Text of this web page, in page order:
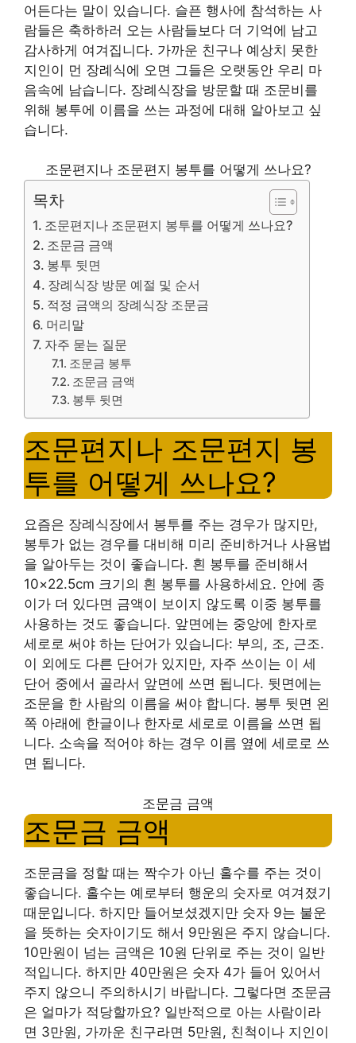
어든다는 말이 있습니다. 슬픈 행사에 참석하는 사
람들은 축하하러 오는 사람들보다 더 기억에 남고
감사하게 여겨집니다. 가까운 친구나 예상치 못한
지인이 먼 장례식에 오면 그들은 오랫동안 우리 마
음속에 남습니다. 장례식장을 방문할 때 조문비를
위해 봉투에 이름을 쓰는 과정에 대해 알아보고 싶
습니다.
조문편지나 조문편지 봉투를 어떻게 쓰나요?
목차
조문편지나 조문편지 봉투를 어떻게 쓰나요?
조문금 금액
봉투 뒷면
장례식장 방문 예절 및 순서
적정 금액의 장례식장 조문금
머리말
자주 묻는 질문
조문금 봉투
조문금 금액
봉투 뒷면
조문편지나 조문편지 봉
투를 어떻게 쓰나요?
요즘은 장례식장에서 봉투를 주는 경우가 많지만,
봉투가 없는 경우를 대비해 미리 준비하거나 사용법
을 알아두는 것이 좋습니다. 흰 봉투를 준비해서
10×22.5cm 크기의 흰 봉투를 사용하세요. 안에 종
이가 더 있다면 금액이 보이지 않도록 이중 봉투를
사용하는 것도 좋습니다. 앞면에는 중앙에 한자로
세로로 써야 하는 단어가 있습니다: 부의, 조, 근조.
이 외에도 다른 단어가 있지만, 자주 쓰이는 이 세
단어 중에서 골라서 앞면에 쓰면 됩니다. 뒷면에는
조문을 한 사람의 이름을 써야 합니다. 봉투 뒷면 왼
쪽 아래에 한글이나 한자로 세로로 이름을 쓰면 됩
니다. 소속을 적어야 하는 경우 이름 옆에 세로로 쓰
면 됩니다.
조문금 금액
조문금 금액
조문금을 정할 때는 짝수가 아닌 홀수를 주는 것이
좋습니다. 홀수는 예로부터 행운의 숫자로 여겨졌기
때문입니다. 하지만 들어보셨겠지만 숫자 9는 불운
을 뜻하는 숫자이기도 해서 9만원은 주지 않습니다.
10만원이 넘는 금액은 10원 단위로 주는 것이 일반
적입니다. 하지만 40만원은 숫자 4가 들어 있어서
주지 않으니 주의하시기 바랍니다. 그렇다면 조문금
은 얼마가 적당할까요? 일반적으로 아는 사람이라
면 3만원, 가까운 친구라면 5만원, 친척이나 지인이